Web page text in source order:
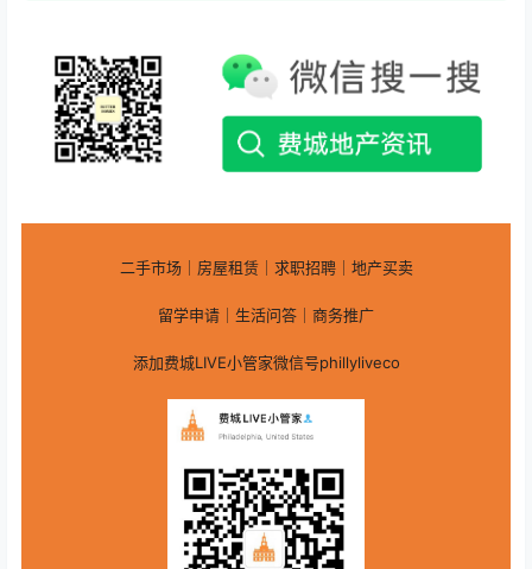
二手市场｜房屋租赁｜求职招聘｜地产买卖
留学申请｜生活问答｜商务推广
添加费城LIVE小管家微信号phillyliveco